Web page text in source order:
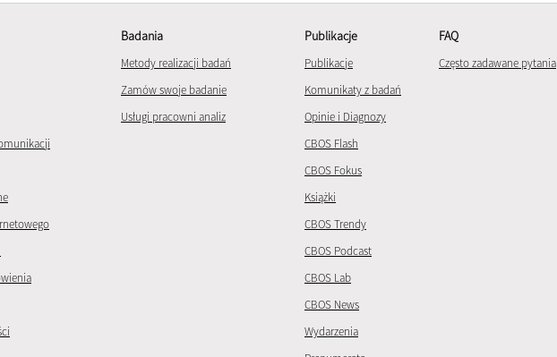
Badania
Metody realizacji badań
Zamów swoje badanie
Usługi pracowni analiz
Publikacje
Publikacje
Komunikaty z badań
Opinie i Diagnozy
CBOS Flash
CBOS Fokus
Książki
CBOS Trendy
CBOS Podcast
CBOS Lab
CBOS News
Wydarzenia
FAQ
Często zadawane pytania